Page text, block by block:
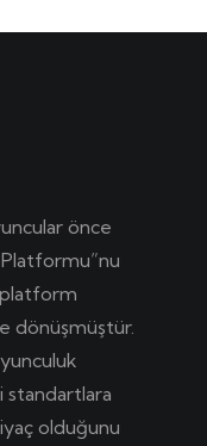
önce
Platformu”nu
platform
dönüşmüştür.
standartlara
olduğunu